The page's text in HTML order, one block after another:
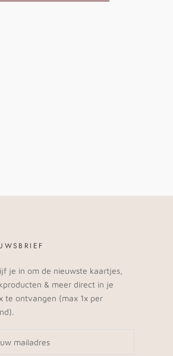
je in om de nieuwste kaartjes,
& meer direct in je
te ontvangen (max 1x per